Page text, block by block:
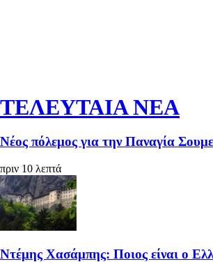
ΤΕΛΕΥΤΑΙΑ ΝΕΑ
Νέος πόλεμος για την Παναγία
πριν 10 λεπτά
Ντέμης Χασάμπης: Ποιος είναι ο